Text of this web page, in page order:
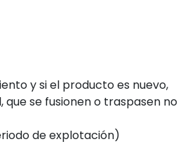
y si el producto es nuevo,
que se fusionen o traspasen no
de explotación)